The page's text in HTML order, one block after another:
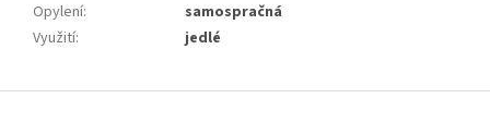
Opylení:
samospračná
Využití: jedlé